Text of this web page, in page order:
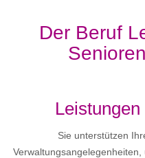
Der Beruf
Sie unterstützen